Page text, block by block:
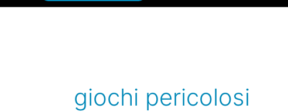
giochi pericolosi